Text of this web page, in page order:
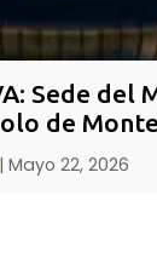
una
. En
en los
el
a la
Sede del
de
| Mayo 22, 2026